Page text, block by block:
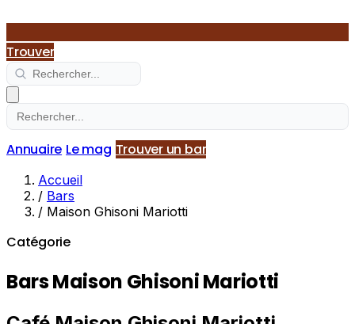
Trouver
Annuaire Le mag Trouver un bar
Accueil
/ Bars
/ Maison Ghisoni Mariotti
Catégorie
Bars Maison Ghisoni Mariotti